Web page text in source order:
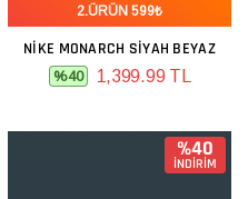
2.ÜRÜN 599₺
NIKE MONARCH SIYAH BEYAZ
%40 1,399.99 TL
%40
İNDİRİM